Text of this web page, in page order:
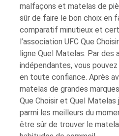
malfaçons et matelas de
sûr de faire le bon choix en
comparatif minutieux et
l’association UFC Que
ligne Quel Matelas. Par
indépendantes, vous
en toute confiance. Après
matelas de grandes
Que Choisir et Quel
parmi les meilleurs du
être sûr de trouver le